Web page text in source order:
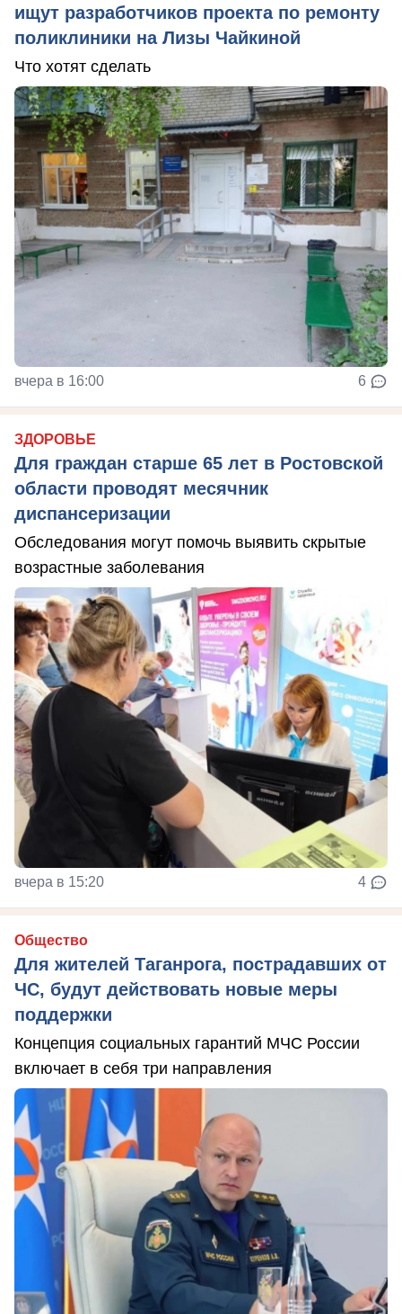
ищут разработчиков проекта по ремонту
поликлиники на Лизы Чайкиной
Что хотят сделать
вчера в 16:00 6
ЗДОРОВЬЕ
Для граждан старше 65 лет в Ростовской
области проводят месячник
диспансеризации
Обследования могут помочь выявить скрытые
возрастные заболевания
вчера в 15:20 4
Общество
Для жителей Таганрога, пострадавших от
ЧС, будут действовать новые меры
поддержки
Концепция социальных гарантий МЧС России
включает в себя три направления